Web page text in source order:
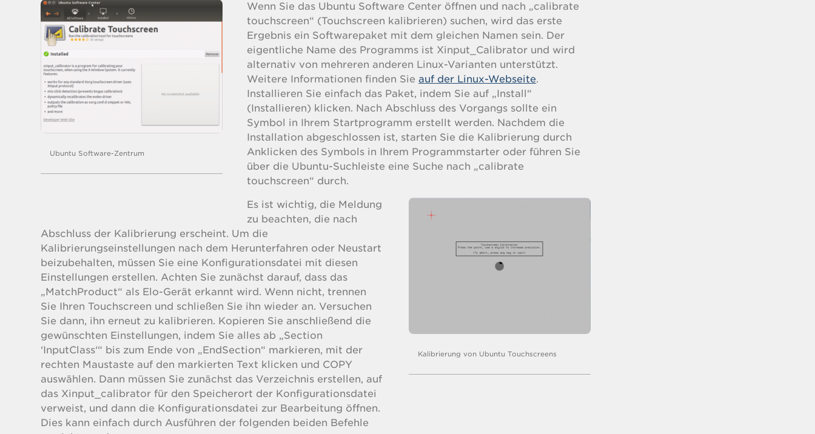
Ubuntu Software-Zentrum
Wenn Sie das Ubuntu Software Center öffnen und nach „calibrate
touchscreen“ (Touchscreen kalibrieren) suchen, wird das erste
Ergebnis ein Softwarepaket mit dem gleichen Namen sein. Der
eigentliche Name des Programms ist Xinput_Calibrator und wird
alternativ von mehreren anderen Linux-Varianten unterstützt.
Weitere Informationen finden Sieauf der Linux-Webseite.
Installieren Sie einfach das Paket, indem Sie auf „Install“
(Installieren) klicken. Nach Abschluss des Vorgangs sollte ein
Symbol in Ihrem Startprogramm erstellt werden. Nachdem die
Installation abgeschlossen ist, starten Sie die Kalibrierung durch
Anklicken des Symbols in Ihrem Programmstarter oder führen Sie
über die Ubuntu-Suchleiste eine Suche nach „calibrate
touchscreen“ durch.
Kalibrierung von Ubuntu Touchscreens
Es ist wichtig, die Meldung
zu beachten, die nach
Abschluss der Kalibrierung erscheint. Um die
Kalibrierungseinstellungen nach dem Herunterfahren oder Neustart
beizubehalten, müssen Sie eine Konfigurationsdatei mit diesen
Einstellungen erstellen. Achten Sie zunächst darauf, dass das
„MatchProduct“ als Elo-Gerät erkannt wird. Wenn nicht, trennen
Sie Ihren Touchscreen und schließen Sie ihn wieder an. Versuchen
Sie dann, ihn erneut zu kalibrieren. Kopieren Sie anschließend die
gewünschten Einstellungen, indem Sie alles ab „Section
‘InputClass‘“ bis zum Ende von „EndSection“ markieren, mit der
rechten Maustaste auf den markierten Text klicken und COPY
auswählen. Dann müssen Sie zunächst das Verzeichnis erstellen, auf
das Xinput_calibrator für den Speicherort der Konfigurationsdatei
verweist, und dann die Konfigurationsdatei zur Bearbeitung öffnen.
Dies kann einfach durch Ausführen der folgenden beiden Befehle